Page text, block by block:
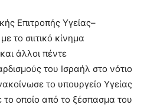
Επιτροπής Υγείας–
το σιιτικό κίνημα
άλλοι πέντε
του Ισραήλ στο νότιο
το υπουργείο Υγείας
οποίο από το ξέσπασμα του